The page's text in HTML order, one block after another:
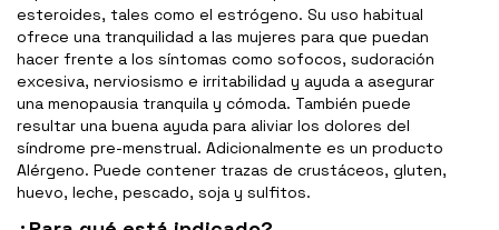
esteroides, tales como el estrógeno. Su uso habitual
ofrece una tranquilidad a las mujeres para que puedan
hacer frente a los síntomas como sofocos, sudoración
excesiva, nerviosismo e irritabilidad y ayuda a asegurar
una menopausia tranquila y cómoda. También puede
resultar una buena ayuda para aliviar los dolores del
síndrome pre-menstrual. Adicionalmente es un producto
Alérgeno. Puede contener trazas de crustáceos, gluten,
huevo, leche, pescado, soja y sulfitos.